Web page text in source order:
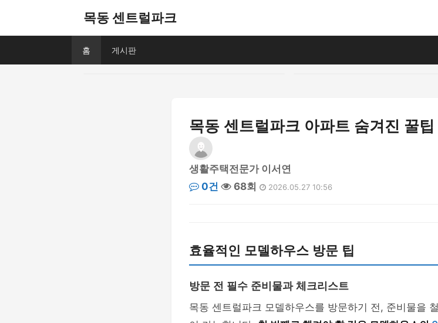
목동 센트럴파크
홈 게시판
목동 센트럴파크 아파트 숨겨진 꿀
생활주택전문가 이서연
0건
68회 2026.05.27 10:56
효율적인 모델하우스 방문 팁
방문 전 필수 준비물과 체크리스트
목동 센트럴파크 모델하우스를 방문하기 전, 준비물을